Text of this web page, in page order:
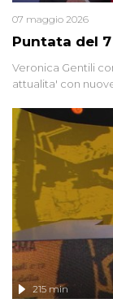
Puntata del
07 maggio 2026
Veronica Gentili
attualita' con
215 min